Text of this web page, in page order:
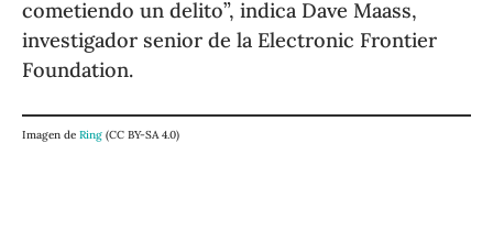
cometiendo un delito”, indica Dave Maass,
investigador senior de la Electronic Frontier
Foundation.
Imagen deRing (CC BY-SA 4.0)